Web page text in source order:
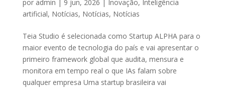
por admin | 9 jun, 2026 | Inovação, Inteligência
artificial, Notícias, Notícias, Notícias
Teia Studio é selecionada como Startup ALPHA para o
maior evento de tecnologia do país e vai apresentar o
primeiro framework global que audita, mensura e
monitora em tempo real o que IAs falam sobre
qualquer empresa Uma startup brasileira vai